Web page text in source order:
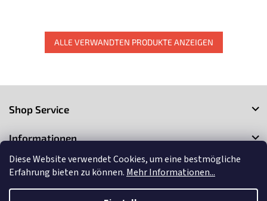
Diese Website verwendet Cookies, um eine bestmögliche
Erfahrung bieten zu können. Mehr Informationen...
ALLE VERWANDTEN PRODUKTE ANZEIGEN
e
Shop Service
Informationen
Kontakt